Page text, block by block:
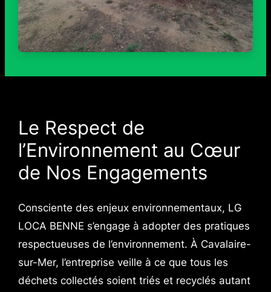
Le Respect de
l’Environnement au Cœur
de Nos Engagements
Consciente des enjeux environnementaux, LG
LOCA BENNE s’engage à adopter des pratiques
respectueuses de l’environnement. À Cavalaire-
sur-Mer, l’entreprise veille à ce que tous les
déchets collectés soient triés et recyclés autant